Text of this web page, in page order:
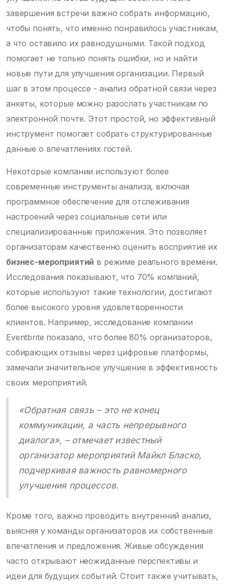
завершения встречи важно собрать информацию,
чтобы понять, что именно понравилось участникам,
а что оставило их равнодушными. Такой подход
помогает не только понять ошибки, но и найти
новые пути для улучшения организации. Первый
шаг в этом процессе - анализ обратной связи через
анкеты, которые можно разослать участникам по
электронной почте. Этот простой, но эффективный
инструмент помогает собрать структурированные
данные о впечатлениях гостей.
Некоторые компании используют более
современные инструменты анализа, включая
программное обеспечение для отслеживания
настроений через социальные сети или
специализированные приложения. Это позволяет
организаторам качественно оценить восприятие их
бизнес-мероприятий в режиме реального времени.
Исследования показывают, что 70% компаний,
которые используют такие технологии, достигают
более высокого уровня удовлетворенности
клиентов. Например, исследование компании
Eventbrite показало, что более 80% организаторов,
собирающих отзывы через цифровые платформы,
замечали значительное улучшение в эффективность
своих мероприятий.
«Обратная связь – это не конец
коммуникации, а часть непрерывного
диалога», – отмечает известный
организатор мероприятий Майкл Бласко,
подчеркивая важность равномерного
улучшения процессов.
Кроме того, важно проводить внутренний анализ,
выясняя у команды организаторов их собственные
впечатления и предложения. Живые обсуждения
часто открывают неожиданные перспективы и
идеи для будущих событий. Стоит также учитывать,